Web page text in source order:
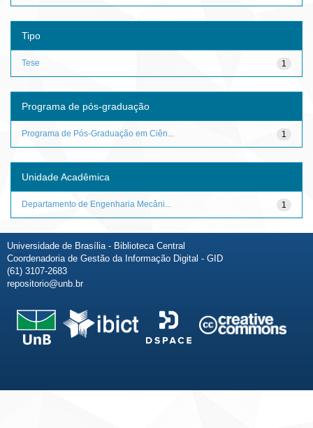
Tipo
1
Tese
Programa de pós-graduação
1
Programa de Pós-Graduação em Ciên...
Unidade Acadêmica
1
Departamento de Engenharia Mecâni...
Universidade de Brasília - Biblioteca Central
Coordenadoria de Gestão da Informação Digital - GID
(61) 3107-2683
repositorio@unb.br